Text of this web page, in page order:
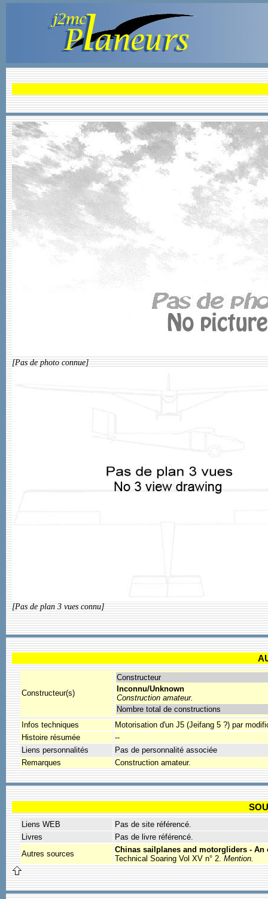
[Pas de photo connue]
[Pas de plan 3 vues connu]
Constructeur(s)
Constructeur
Inconnu/Unknown
Construction amateur.
Nombre total de constructions
Infos techniques
Motorisation d'un J5 (Jeifang 5 ?) par
Histoire résumée
--
Liens personnalités
Pas de personnalité associée
Remarques
Construction amateur.
Liens WEB
Pas de site référencé.
Livres
Pas de livre référencé.
Autres sources
Chinas sailplanes and motorgliders - An
Technical Soaring Vol XV n° 2. Mention.